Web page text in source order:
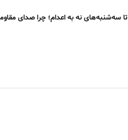
از قتل‌عام ۶۷ تا سه‌شنبه‌های نه به اعدام؛ چرا صدای